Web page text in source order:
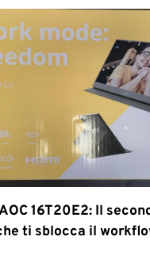
16T20E2: Il
ti sblocca il